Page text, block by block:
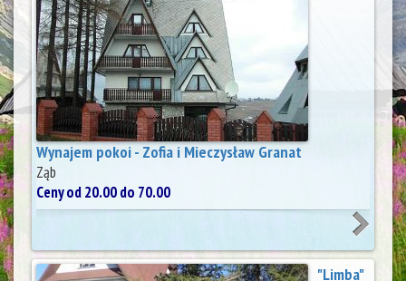
Wynajem pokoi - Zofia i Mieczysław Granat
Ząb
Ceny od 20.00 do 70.00
"Limba"